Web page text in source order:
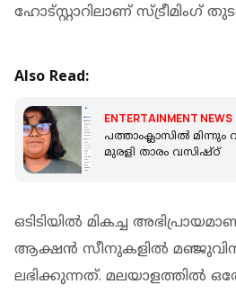
ഹോട്‍സ്റ്റാറിലാണ് സ്‍ട്രീമിംഗ്
Also Read:
ENTERTAINMENT NEWS
പത്താംക്ലാസില്‍ മിന്നും
മുരളി താരം വസിഷ്ഠ്
ഒടിടിയിൽ മികച്ച
ആക്ഷൻ സീനുകളിൽ
ലഭിക്കുന്നത്. മലയാളത്തിൽ